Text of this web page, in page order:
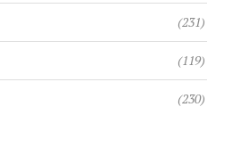
(231)
(119)
(230)